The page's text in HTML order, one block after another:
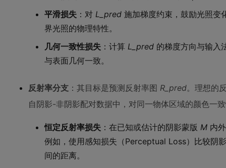
平滑损失 ：对 L_pred 施加梯度约束，鼓励光照变
界光照的物理特性。
几何一致性损失 ：计算 L_pred 的梯度方向与输入
与表面几何一致。
反射率分支 ：其目标是预测反射率图 R_pred。理想的
自阴影-非阴影配对数据中，对同一物体区域的颜色一
恒定反射率损失 ：在已知或估计的阴影蒙版 M 内
例如，使用感知损失（Perceptual Loss）比较阴
间的距离。